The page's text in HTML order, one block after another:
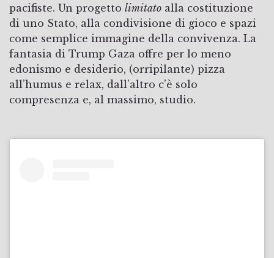
pacifiste. Un progetto limitato alla costituzione
di uno Stato, alla condivisione di gioco e spazi
come semplice immagine della convivenza. La
fantasia di Trump Gaza offre per lo meno
edonismo e desiderio, (orripilante) pizza
all’humus e relax, dall’altro c’è solo
compresenza e, al massimo, studio.